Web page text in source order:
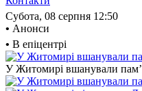
Субота, 08 серпня 12:50
• Анонси
• В епіцентрі
У Житомирі вшанували